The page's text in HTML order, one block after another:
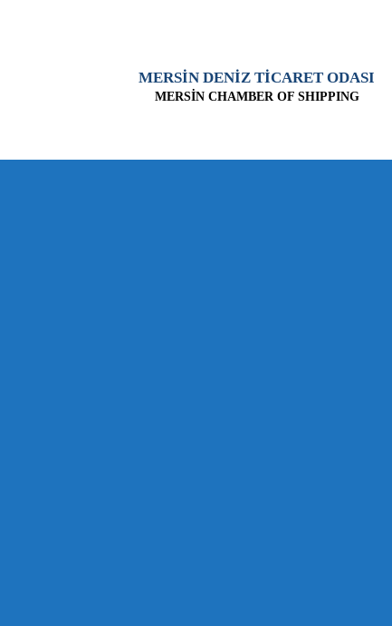
MERSİN DENİZ TİCARET ODASI
MERSİN CHAMBER OF SHIPPING